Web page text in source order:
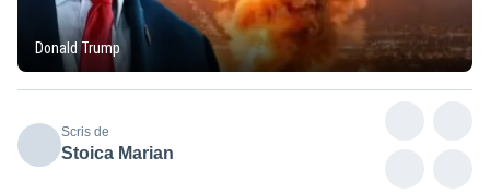
Donald Trump
Scris de
Stoica Marian